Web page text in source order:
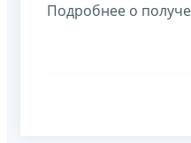
Подробнее о